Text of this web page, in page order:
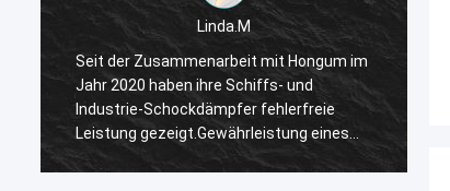
Linda.M
Seit der Zusammenarbeit mit Hongum im
Jahr 2020 haben ihre Schiffs- und
Industrie-Schockdämpfer fehlerfreie
Leistung gezeigt.Gewährleistung eines
ununterbrochenen Betriebs unserer